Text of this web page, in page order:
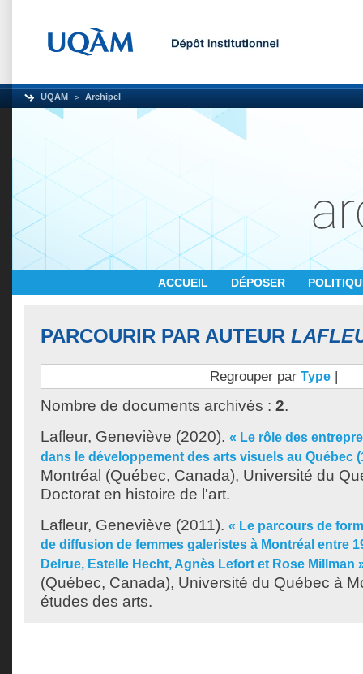
UQAM Archipel
ACCUEIL DÉPOSER
PARCOURIR PAR AUTEUR
Regrouper par Type |
Nombre de documents archivés : 2.
Lafleur, Geneviève (2020). « Le rôle des
dans le développement des arts visuels au Québec
Montréal (Québec, Canada), Université du
Doctorat en histoire de l'art.
Lafleur, Geneviève (2011). « Le parcours de
de diffusion de femmes galeristes à Montréal entre
Delrue, Estelle Hecht, Agnès Lefort et Rose Millman
(Québec, Canada), Université du Québec à
études des arts.